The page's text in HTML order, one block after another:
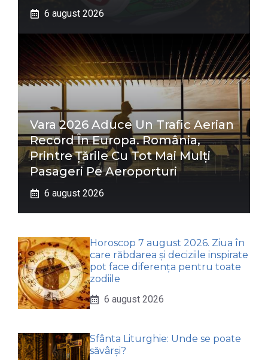
6 august 2026
Vara 2026 Aduce Un Trafic Aerian
Record În Europa. România,
Printre Țările Cu Tot Mai Mulți
Pasageri Pe Aeroporturi
6 august 2026
Horoscop 7 august 2026. Ziua în
care răbdarea și deciziile inspirate
pot face diferența pentru toate
zodiile
6 august 2026
Sfânta Liturghie: Unde se poate
săvârși?